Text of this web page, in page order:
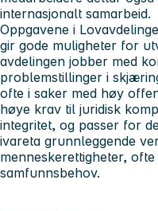
internasjonalt samarbeid.
Oppgavene i
gir gode muligheter for
avdelingen jobber med
problemstillinger i
ofte i saker med høy
høye krav til juridisk
integritet, og passer for
ivareta grunnleggende
menneskerettigheter,
samfunnsbehov.